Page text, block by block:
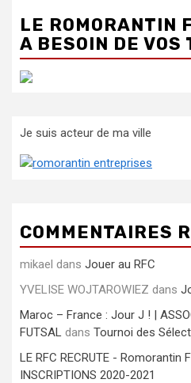
LE ROMORANTIN
A BESOIN DE VOS
Je suis acteur de ma ville
COMMENTAIRES
mikael dans Jouer au RFC
YVELISE WOJTAROWIEZ dans
Maroc – France : Jour J ! |
FUTSAL dans Tournoi des
LE RFC RECRUTE - Romorantin
INSCRIPTIONS 2020-2021